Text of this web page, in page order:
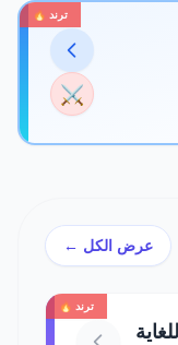
ترند 🔥
⚔️
عرض الكل ←
ترند 🔥